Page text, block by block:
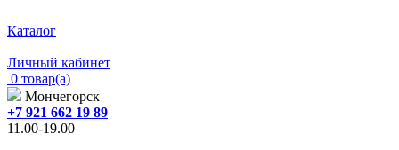
Каталог
Личный кабинет
0 товар(а)
Мончегорск
+7 921 662 19 89
11.00-19.00